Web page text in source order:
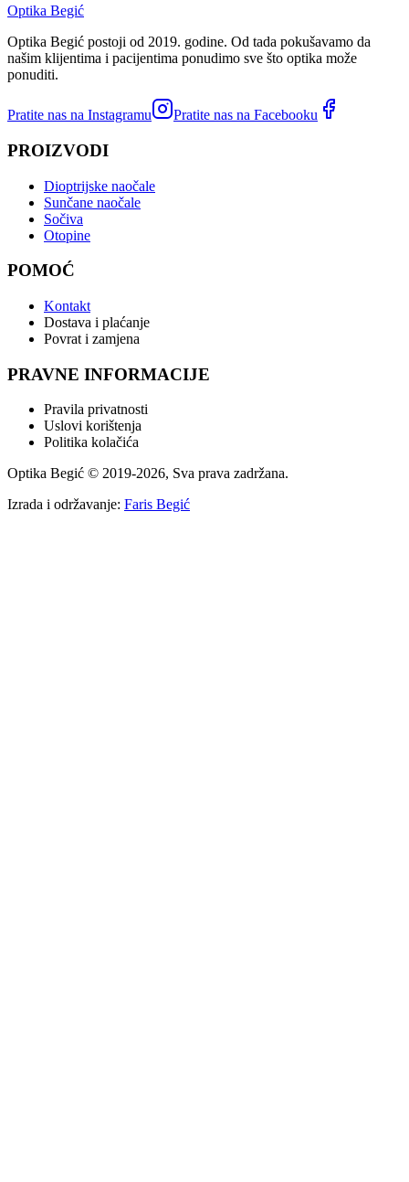
Optika Begić
Optika Begić postoji od 2019. godine. Od tada pokušavamo da
našim klijentima i pacijentima ponudimo sve što optika može
ponuditi.
Pratite nas na Instagramu Pratite nas na Facebooku
PROIZVODI
Dioptrijske naočale
Sunčane naočale
Sočiva
Otopine
POMOĆ
Kontakt
Dostava i plaćanje
Povrat i zamjena
PRAVNE INFORMACIJE
Pravila privatnosti
Uslovi korištenja
Politika kolačića
Optika Begić © 2019-2026, Sva prava zadržana.
Izrada i održavanje: Faris Begić